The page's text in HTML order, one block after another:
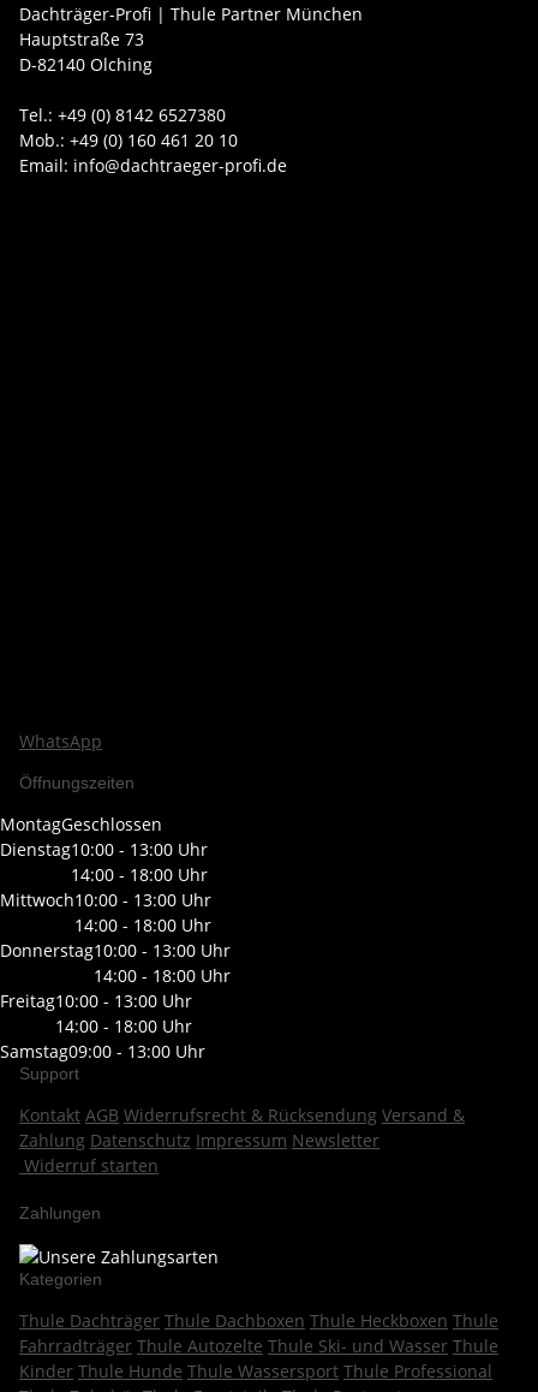
Dachträger-Profi | Thule Partner München
Hauptstraße 73
D-82140 Olching
Tel.: +49 (0) 8142 6527380
Mob.: +49 (0) 160 461 20 10
Email: info@dachtraeger-profi.de
WhatsApp
Öffnungszeiten
MontagGeschlossen
Dienstag10:00 - 13:00 Uhr
14:00 - 18:00 Uhr
Mittwoch10:00 - 13:00 Uhr
14:00 - 18:00 Uhr
Donnerstag10:00 - 13:00 Uhr
14:00 - 18:00 Uhr
Freitag10:00 - 13:00 Uhr
14:00 - 18:00 Uhr
Samstag09:00 - 13:00 Uhr
Support
Kontakt AGB Widerrufsrecht & Rücksendung Versand &
Zahlung Datenschutz Impressum Newsletter
Widerruf starten
Zahlungen
Kategorien
Thule Dachträger Thule Dachboxen Thule Heckboxen Thule
Fahrradträger Thule Autozelte Thule Ski- und Wasser Thule
Kinder Thule Hunde Thule Wassersport Thule Professional